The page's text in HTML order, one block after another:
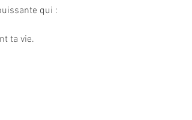
qui :
ta vie.